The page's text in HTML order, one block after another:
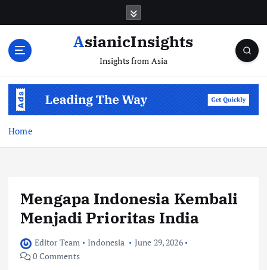
AsianicInsights
Insights from Asia
Home
Mengapa Indonesia Kembali
Menjadi Prioritas India
Editor Team Indonesia
June 29, 2026
0 Comments